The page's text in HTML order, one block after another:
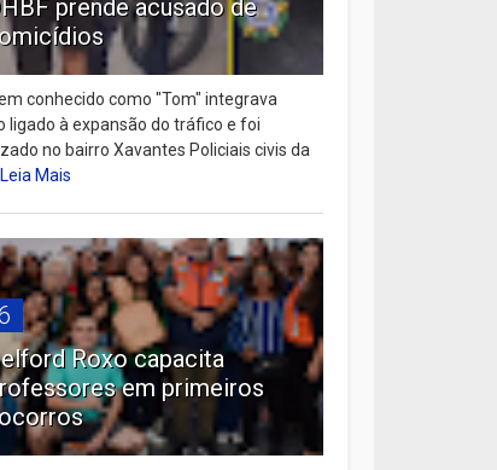
prende acusado de
conhecido como "Tom" integrava
ligado à expansão do tráfico e foi
no bairro Xavantes Policiais civis da
Leia Mais
Roxo capacita
em primeiros